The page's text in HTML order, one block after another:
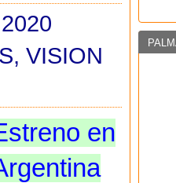
, VISION
en